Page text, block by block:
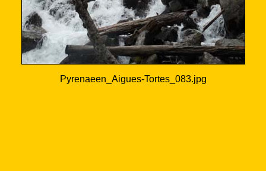
Pyrenaeen_Aigues-Tortes_083.jpg